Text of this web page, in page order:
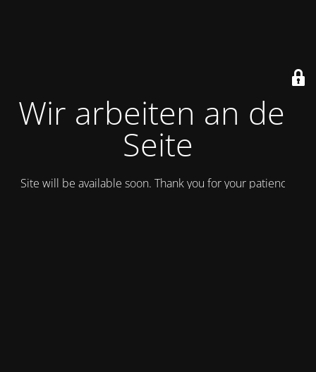
Wir arbeiten an der
Seite
Site will be available soon. Thank you for your patience!